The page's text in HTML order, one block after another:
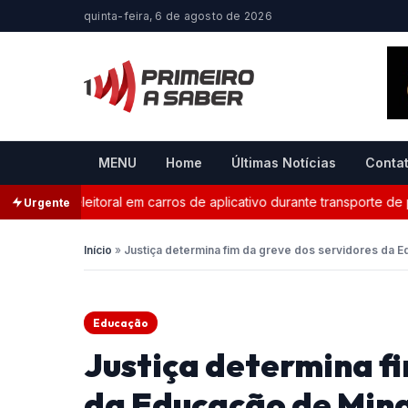
quinta-feira, 6 de agosto de 2026
MENU Home Últimas Notícias
Urgente
eleitoral em carros de aplicativo durante transporte de
Início » Justiça determina fim da greve dos servidores da
Educação
Justiça determina